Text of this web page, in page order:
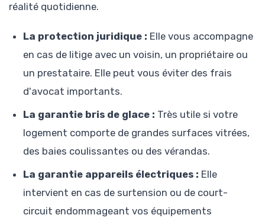
réalité quotidienne.
La protection juridique : Elle vous accompagne
en cas de litige avec un voisin, un propriétaire ou
un prestataire. Elle peut vous éviter des frais
d'avocat importants.
La garantie bris de glace : Très utile si votre
logement comporte de grandes surfaces vitrées,
des baies coulissantes ou des vérandas.
La garantie appareils électriques : Elle
intervient en cas de surtension ou de court-
circuit endommageant vos équipements